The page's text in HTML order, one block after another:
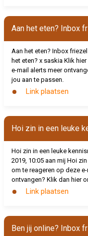
Aan het eten? Inbox
Aan het eten? Inbox friezel
het eten? x saskia Klik
e-mail alerts meer
jou aan te passen.
Link plaatsen
Hoi zin in een leuke
Hoi zin in een leuke
2019, 10:05 aan mij Hoi
om te reageren op deze
ontvangen? Klik dan hier
Link plaatsen
Ben jij online? Inbox